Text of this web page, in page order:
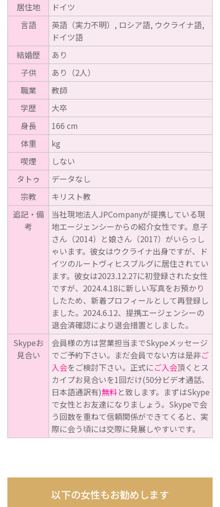
居住地
ドイツ
言語
英語（実力不明）, ロシア語, ウクライナ語,
ドイツ語
結婚歴
あり
子供
あり（2人）
職業
教師
学歴
大卒
身長
166 cm
体重
kg
喫煙
しない
タトゥ
データなし
宗教
キリスト教
追記・備
考
当社現地法人JPCompanyが提携している現
地エージェンシーからの紹介女性です。息子
さん（2014）と娘さん（2017）がいらっし
ゃいます。彼女はウクライナ出身ですが、ド
イツのルートヴィヒスブルグに居住されてい
ます。彼女は2023.12.27に初登録された女性
ですが、2024.4.18に新しい写真をお預かり
したため、新着プロフィールとして再登録し
ました。2024.6.12、提携エージェンシーの
退会済確認により退会措置としました。
Skypeお
見合い
会員様の方は営業担当までSkypeメッセージ
でご予約下さい。まだ会員でない方は是非ご
入会をご検討下さい。正式にご入会頂くとス
カイプお見合いを1回だけ(50分ビデオ通話、
日本語通訳有)無料と致します。まずはSkype
で女性とお友達になりましょう。Skypeで会
う回数を重ねて信頼関係ができてくると、実
際に会う頃には交際に発展しやすいです。
以下の女性もお勧めします